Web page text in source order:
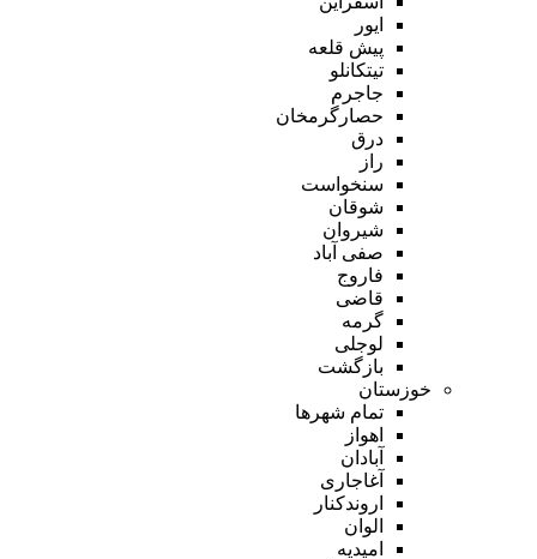
ایور
پیش قلعه
تیتکانلو
جاجرم
حصارگرمخان
درق
راز
سنخواست
شوقان
شیروان
صفی آباد
فاروج
قاضی
گرمه
لوجلی
بازگشت
خوزستان
تمام شهر‌ها
اهواز
آبادان
آغاجاری
اروندکنار
الوان
امیدیه